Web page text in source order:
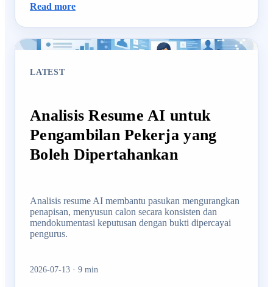
Read more
LATEST
Analisis Resume AI untuk
Pengambilan Pekerja yang
Boleh Dipertahankan
Analisis resume AI membantu pasukan mengurangkan
penapisan, menyusun calon secara konsisten dan
mendokumentasi keputusan dengan bukti dipercayai
pengurus.
2026-07-13 · 9 min